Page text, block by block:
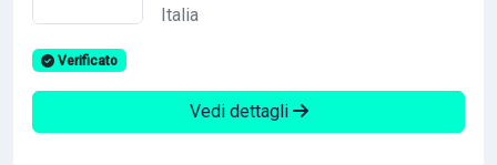
Italia
Verificato
Vedi dettagli